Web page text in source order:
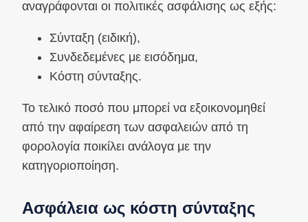
αναγράφονται οι πολιτικές ασφάλισης ως εξής:
Σύνταξη (ειδική),
Συνδεδεμένες με εισόδημα,
Κόστη σύνταξης.
Το τελικό ποσό που μπορεί να εξοικονομηθεί
από την αφαίρεση των ασφαλειών από τη
φορολογία ποικίλει ανάλογα με την
κατηγοριοποίηση.
Ασφάλεια ως κόστη σύνταξης